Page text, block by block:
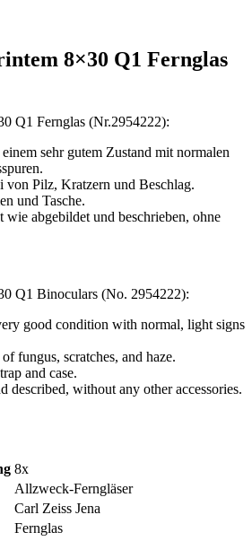
8×30 Q1 Fernglas
Q1 Fernglas (Nr.2954222):
sehr gutem Zustand mit normalen
von Pilz, Kratzern und Beschlag.
und Tasche.
abgebildet und beschrieben, ohne
Q1 Binoculars (No. 2954222):
good condition with normal, light signs
fungus, scratches, and haze.
and case.
described, without any other accessories.
8x
Allzweck-Ferngläser
Carl Zeiss Jena
Fernglas